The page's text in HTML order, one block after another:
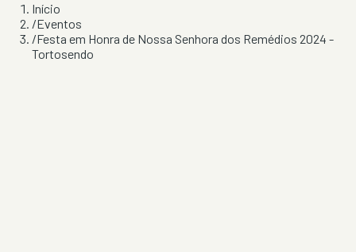
Início
/Eventos
/Festa em Honra de Nossa Senhora dos Remédios 2024 -
Tortosendo